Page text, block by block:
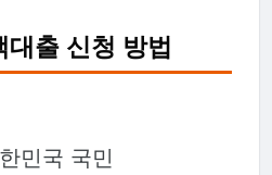
출 신청 방법
민국 국민